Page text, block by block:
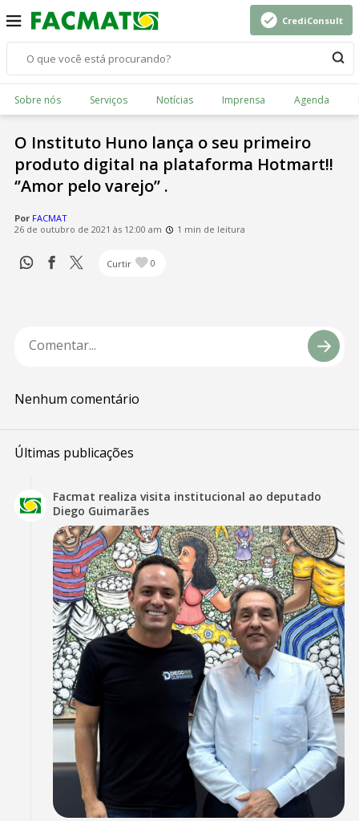
CrediConsult
Sobre nós Serviços Notícias Imprensa Agenda
O Instituto Huno lança o seu primeiro
produto digital na plataforma Hotmart!!
‘’Amor pelo varejo’’ .
Por FACMAT
26 de outubro de 2021 às 12:00 am
1 min de leitura
Curtir 0
Nenhum comentário
Últimas publicações
Facmat realiza visita institucional ao deputado
Diego Guimarães